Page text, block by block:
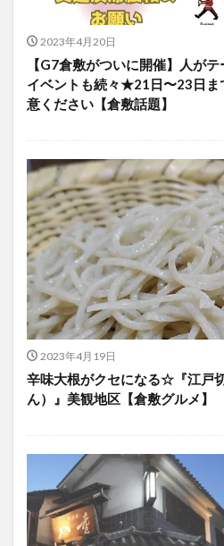
2023年4月20日
【G7倉敷がついに開催】人が
イベントも続々★21日〜23日ま
意ください【倉敷話題】
2023年4月19日
辛味大根がクセになる☆『江戸
ん）』美観地区【倉敷グルメ】